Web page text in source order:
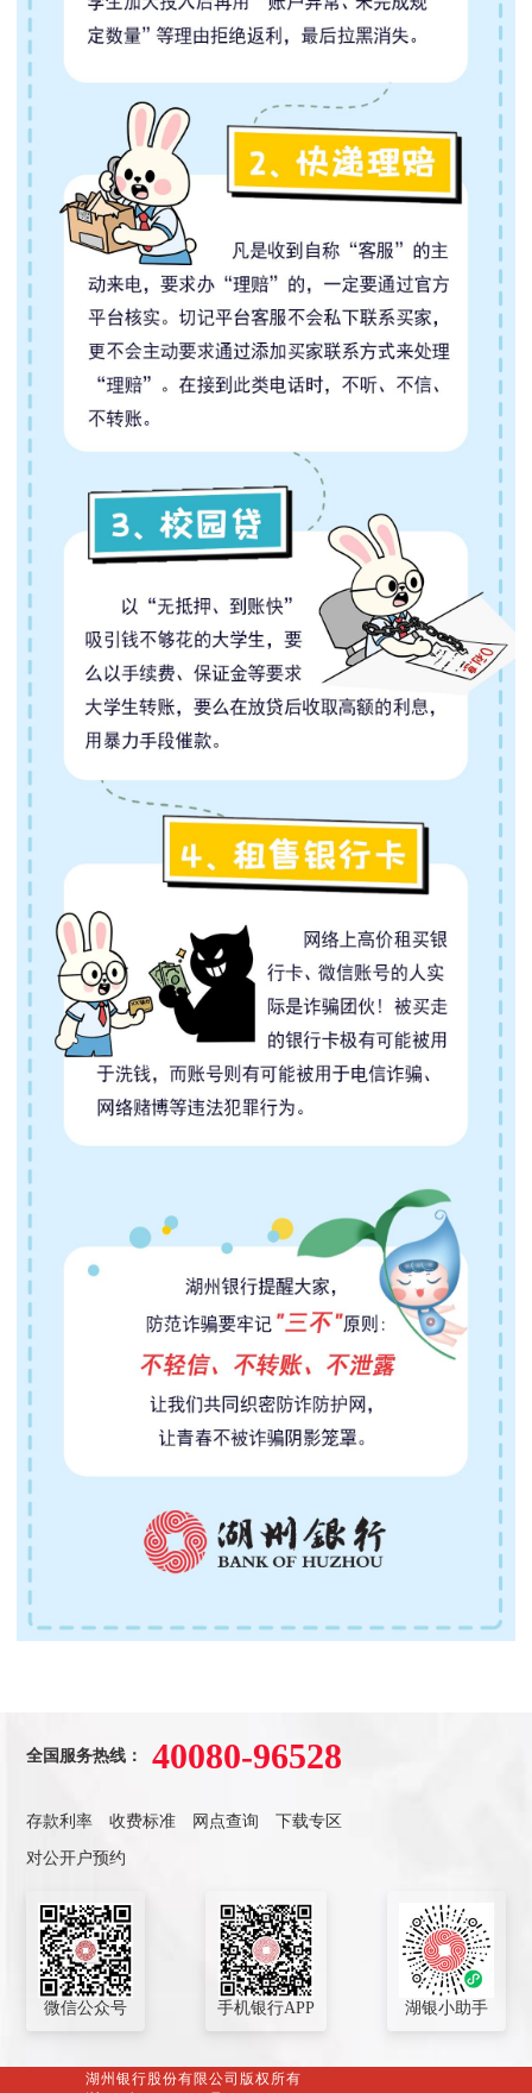
全国服务热线： 40080-96528
存款利率 收费标准 网点查询 下载专区
对公开户预约
微信公众号 手机银行APP 湖银小助手
湖州银行股份有限公司版权所有